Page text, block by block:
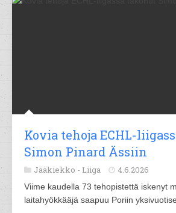
Kovia tehoja ECHL-
Simon Pinard Ässiin
Jääkiekko - Liiga 4.6.2026
Viime kaudella 73 tehopistettä iskenyt
laitahyökkääjä saapuu Poriin